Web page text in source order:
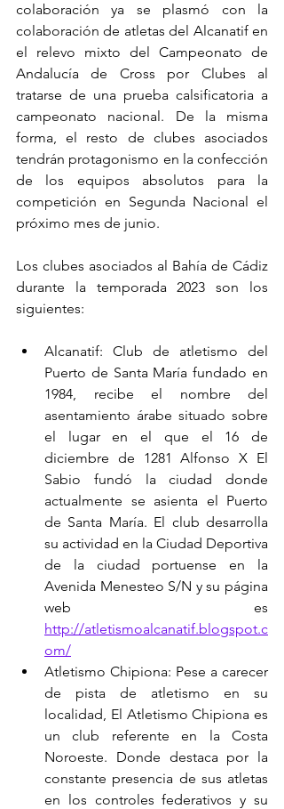
colaboración ya se plasmó con la
colaboración de atletas del Alcanatif en
el relevo mixto del Campeonato de
Andalucía de Cross por Clubes al
tratarse de una prueba calsificatoria a
campeonato nacional. De la misma
forma, el resto de clubes asociados
tendrán protagonismo en la confección
de los equipos absolutos para la
competición en Segunda Nacional el
próximo mes de junio.
Los clubes asociados al Bahía de Cádiz
durante la temporada 2023 son los
siguientes:
Alcanatif: Club de atletismo del
Puerto de Santa María fundado en
1984, recibe el nombre del
asentamiento árabe situado sobre
el lugar en el que el 16 de
diciembre de 1281 Alfonso X El
Sabio fundó la ciudad donde
actualmente se asienta el Puerto
de Santa María. El club desarrolla
su actividad en la Ciudad Deportiva
de la ciudad portuense en la
Avenida Menesteo S/N y su página
http://atletismoalcanatif.blogspot.c
om/
Atletismo Chipiona: Pese a carecer
de pista de atletismo en su
localidad, El Atletismo Chipiona es
un club referente en la Costa
Noroeste. Donde destaca por la
constante presencia de sus atletas
en los controles federativos y su